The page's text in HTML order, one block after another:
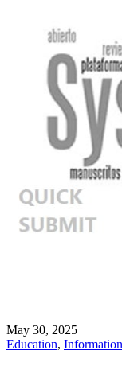
May 30, 2025
Education, Information